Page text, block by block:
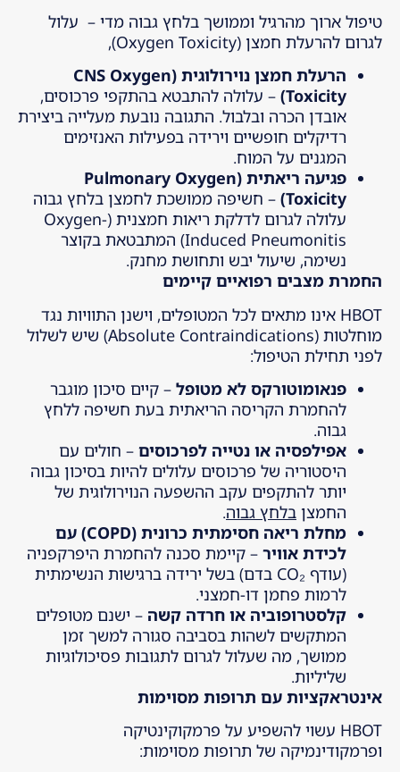
טיפול ארוך מהרגיל וממושך בלחץ גבוה מדי – עלול
לגרום להרעלת חמצן (Oxygen Toxicity),
הרעלת חמצן נוירולוגית (CNS Oxygen
Toxicity) – עלולה להתבטא בהתקפי פרכוסים,
אובדן הכרה ובלבול. התגובה נובעת מעלייה ביצירת
רדיקלים חופשיים וירידה בפעילות האנזימים
המגנים על המוח.
פגיעה ריאתית (Pulmonary Oxygen
Toxicity) – חשיפה ממושכת לחמצן בלחץ גבוה
עלולה לגרום לדלקת ריאות חמצנית (Oxygen-
Induced Pneumonitis) המתבטאת בקוצר
נשימה, שיעול יבש ותחושת מחנק.
החמרת מצבים רפואיים קיימים
HBOT אינו מתאים לכל המטופלים, וישנן התוויות נגד
מוחלטות (Absolute Contraindications) שיש לשלול
לפני תחילת הטיפול:
פנאומוטורקס לא מטופל – קיים סיכון מוגבר
להחמרת הקריסה הריאתית בעת חשיפה ללחץ
גבוה.
אפילפסיה או נטייה לפרכוסים – חולים עם
היסטוריה של פרכוסים עלולים להיות בסיכון גבוה
יותר להתקפים עקב ההשפעה הנוירולוגית של
החמצן בלחץ גבוה.
מחלת ריאה חסימתית כרונית (COPD)
עם
לכידת אוויר – קיימת סכנה להחמרת היפרקפניה
(עודף CO₂ בדם) בשל ירידה ברגישות הנשימתית
לרמות פחמן דו-חמצני.
קלסטרופוביה או חרדה קשה – ישנם מטופלים
המתקשים לשהות בסביבה סגורה למשך זמן
ממושך, מה שעלול לגרום לתגובות פסיכולוגיות
שליליות.
אינטראקציות עם תרופות מסוימות
HBOT עשוי להשפיע על פרמקוקינטיקה
ופרמקודינמיקה של תרופות מסוימות: